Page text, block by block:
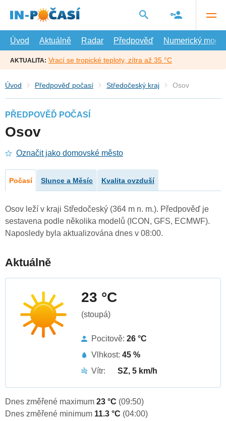
hlavní
Úvod
Aktuálně Radar Předpověď Numerický model
AKTUALITA: Vrací se tropické teploty, zítra až 35 °C
Úvod Předpověď počasí Středočeský kraj Osov
PŘEDPOVĚĎ POČASÍ
Osov
Označit jako domovské město
Počasí Slunce a Měsíc Kvalita ovzduší
Osov leží v kraji Středočeský (364 m n. m.). Předpověď je
sestavena podle několika modelů (ICON, GFS, ECMWF).
Naposledy byla aktualizována dnes v 08:00.
Aktuálně
23 °C
(stoupá)
Pocitově: 26 °C
Vlhkost: 45 %
Vítr:
SZ, 5 km/h
Dnes změřené maximum 23 °C (09:50)
Dnes změřené minimum 11.3 °C (04:00)